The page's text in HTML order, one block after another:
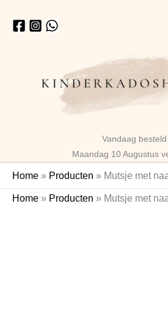
naar
Vandaag
Maandag 10 Augustus
Home » Producten » Mutsje met
Home » Producten » Mutsje met
Mutsje